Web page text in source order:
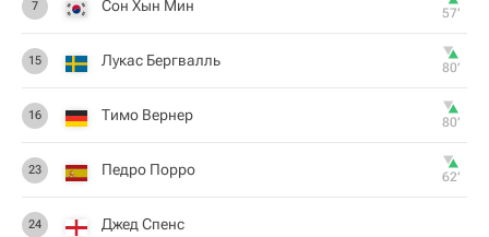
7 Сон Хын Мин 57‎’‎
15 Лукас Бергвалль 80‎’‎
16 Тимо Вернер 80‎’‎
23 Педро Порро 62‎’‎
24 Джед Спенс